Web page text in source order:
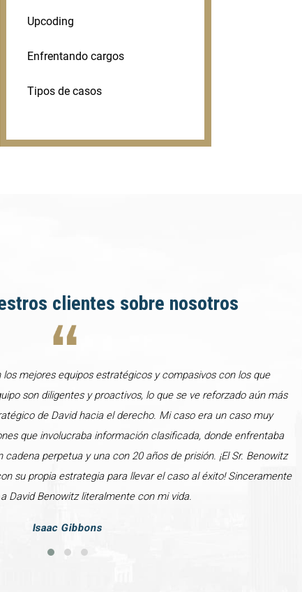
Upcoding
Enfrentando cargos
Tipos de casos
clientes sobre nosotros
mejores equipos estratégicos y compasivos con los que
son diligentes y proactivos, lo que se ve reforzado aún más
de David hacia el derecho. Mi caso era un caso muy
que involucraba información clasificada, donde enfrentaba
perpetua y una con 20 años de prisión. ¡El Sr. Benowitz
su propia estrategia para llevar el caso al éxito! Sinceramente
David Benowitz literalmente con mi vida.
Isaac Gibbons